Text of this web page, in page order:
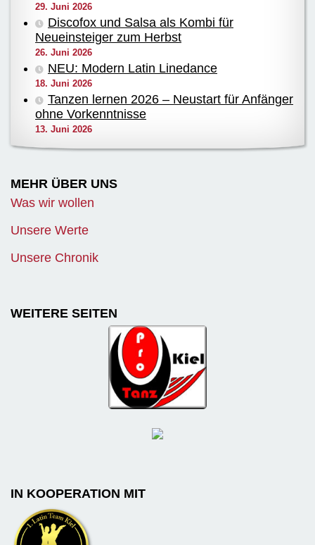
29. Juni 2026
Discofox und Salsa als Kombi für
Neueinsteiger zum Herbst
26. Juni 2026
NEU: Modern Latin Linedance
18. Juni 2026
Tanzen lernen 2026 – Neustart für Anfänger
ohne Vorkenntnisse
13. Juni 2026
MEHR ÜBER UNS
Was wir wollen
Unsere Werte
Unsere Chronik
WEITERE SEITEN
IN KOOPERATION MIT